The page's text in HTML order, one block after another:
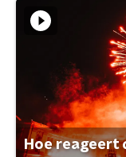
Hoe reageert